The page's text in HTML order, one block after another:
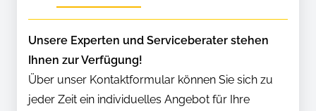
Unsere Experten und Serviceberater stehen
Ihnen zur Verfügung!
Über unser Kontaktformular können Sie sich zu
jeder Zeit ein individuelles Angebot für Ihre